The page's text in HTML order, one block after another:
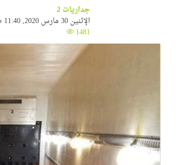
جداريات 2
الإثنين 30 مارس 2020, 11:40 صباحا
1481